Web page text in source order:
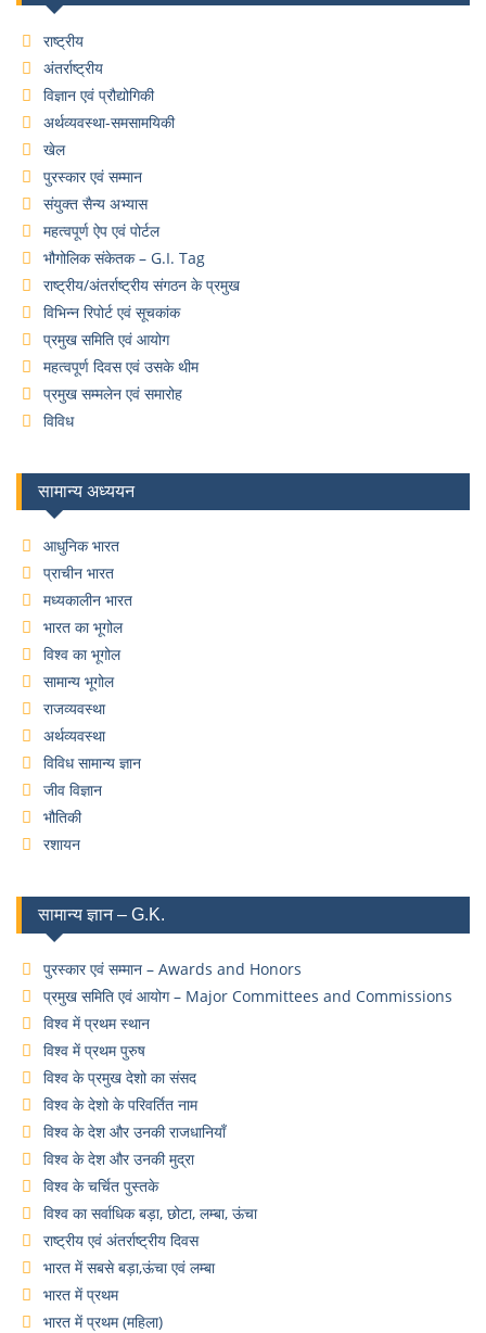
राष्ट्रीय
अंतर्राष्ट्रीय
विज्ञान एवं प्रौद्योगिकी
अर्थव्यवस्था-समसामयिकी
खेल
पुरस्कार एवं सम्मान
संयुक्त सैन्य अभ्यास
महत्वपूर्ण ऐप एवं पोर्टल
भौगोलिक संकेतक – G.I. Tag
राष्ट्रीय/अंतर्राष्ट्रीय संगठन के प्रमुख
विभिन्न रिपोर्ट एवं सूचकांक
प्रमुख समिति एवं आयोग
महत्वपूर्ण दिवस एवं उसके थीम
प्रमुख सम्मलेन एवं समारोह
विविध
सामान्य अध्ययन
आधुनिक भारत
प्राचीन भारत
मध्यकालीन भारत
भारत का भूगोल
विश्व का भूगोल
सामान्य भूगोल
राजव्यवस्था
अर्थव्यवस्था
विविध सामान्य ज्ञान
जीव विज्ञान
भौतिकी
रशायन
सामान्य ज्ञान – G.K.
पुरस्कार एवं सम्मान – Awards and Honors
प्रमुख समिति एवं आयोग – Major Committees and Commissions
विश्व में प्रथम स्थान
विश्व में प्रथम पुरुष
विश्व के प्रमुख देशो का संसद
विश्व के देशो के परिवर्तित नाम
विश्व के देश और उनकी राजधानियाँ
विश्व के देश और उनकी मुद्रा
विश्व के चर्चित पुस्तके
विश्व का सर्वाधिक बड़ा, छोटा, लम्बा, ऊंचा
राष्ट्रीय एवं अंतर्राष्ट्रीय दिवस
भारत में सबसे बड़ा,ऊंचा एवं लम्बा
भारत में प्रथम
भारत में प्रथम (महिला)